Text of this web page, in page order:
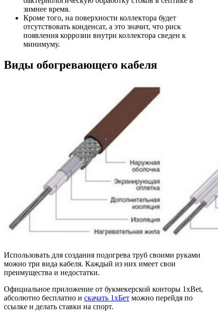
зимнее время.
Кроме того, на поверхности коллектора будет
отсутствовать конденсат, а это значит, что риск
появления коррозии внутри коллектора сведен к
минимуму.
Виды обогревающего кабеля
Использовать для создания подогрева труб своими руками
можно три вида кабеля. Каждый из них имеет свои
преимущества и недостатки.
Официальное приложение от букмекерской конторы 1xBet,
абсолютно бесплатно и скачать 1хБет можно перейдя по
ссылке и делать ставки на спорт.